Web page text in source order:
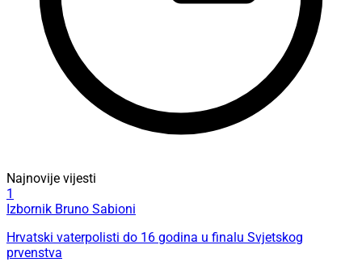
Najnovije vijesti
1
Izbornik Bruno Sabioni
Hrvatski vaterpolisti do 16 godina u finalu Svjetskog
prvenstva